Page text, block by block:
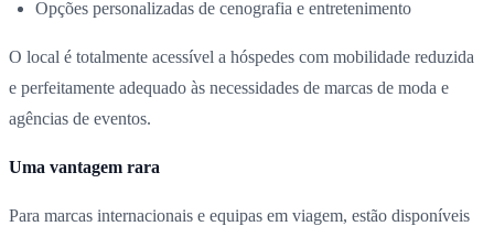
Opções personalizadas de cenografia e entretenimento
O local é totalmente acessível a hóspedes com mobilidade reduzida
e perfeitamente adequado às necessidades de marcas de moda e
agências de eventos.
Uma vantagem rara
Para marcas internacionais e equipas em viagem, estão disponíveis